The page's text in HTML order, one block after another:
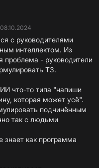
08.10.2024
с руководителями
интеллектом. Из
проблема - руководители
ТЗ.
что-то типа "напиши
которая может усё".
подчинённым
так с людьми
знает как программа